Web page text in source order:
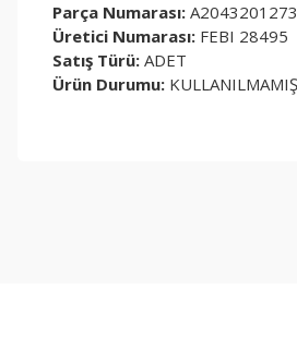
Parça Numarası: A2043201273
Üretici Numarası: FEBI 28495
Satış Türü: ADET
Ürün Durumu: